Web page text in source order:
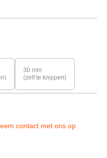
30 mm
(zelf te knippen)
contact met ons op